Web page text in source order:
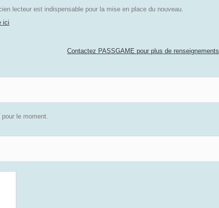
lecteur est indispensable pour la mise en place du nouveau.
ici
Contactez PASSGAME pour plus de renseignements
le moment.